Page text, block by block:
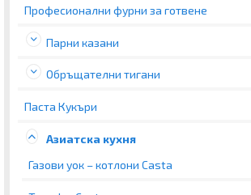
Професионални фурни за готвене
Парни казани
Обръщателни тигани
Паста Кукъри
Азиатска кухня
Газови уок – котлони Casta